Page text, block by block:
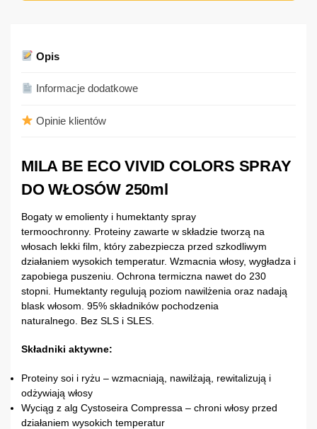
Opis
Informacje dodatkowe
Opinie klientów
MILA BE ECO VIVID COLORS SPRAY
DO WŁOSÓW 250ml
Bogaty w emolienty i humektanty spray
termoochronny. Proteiny zawarte w składzie tworzą na
włosach lekki film, który zabezpiecza przed szkodliwym
działaniem wysokich temperatur. Wzmacnia włosy, wygładza i
zapobiega puszeniu. Ochrona termiczna nawet do 230
stopni. Humektanty regulują poziom nawilżenia oraz nadają
blask włosom. 95% składników pochodzenia
naturalnego. Bez SLS i SLES.
Składniki aktywne:
Proteiny soi i ryżu – wzmacniają, nawilżają, rewitalizują i
odżywiają włosy
Wyciąg z alg Cystoseira Compressa – chroni włosy przed
działaniem wysokich temperatur